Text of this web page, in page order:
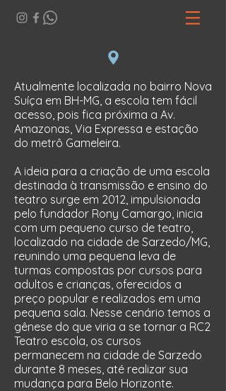
Atualmente localizada no bairro Nova
Suíça em BH-MG, a escola tem fácil
acesso, pois fica próxima a Av.
Amazonas, Via Expressa e estação
do metrô Gameleira.
A ideia para a criação de uma escola
destinada à transmissão e ensino do
teatro surge em 2012, impulsionada
pelo fundador Rony Camargo, inicia
com um pequeno curso de teatro,
localizado na cidade de Sarzedo/MG,
reunindo uma pequena leva de
turmas compostas por cursos para
adultos e crianças, oferecidos a
preço popular e realizados em uma
pequena sala. Nesse cenário temos a
gênese do que viria a se tornar a RC2
Teatro escola, os cursos
permanecem na cidade de Sarzedo
durante 8 meses, até realizar sua
mudança para Belo Horizonte.